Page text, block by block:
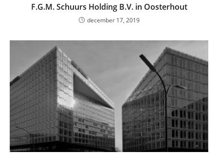
F.G.M. Schuurs Holding B.V. in Oosterhout
december 17, 2019